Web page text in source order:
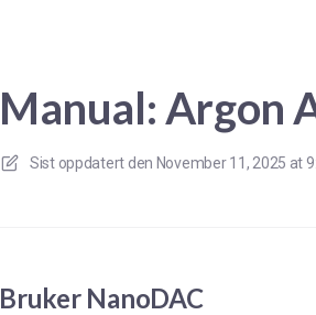
Manual: Argon
Sist oppdatert den November 11, 2025 at
Bruker NanoDAC